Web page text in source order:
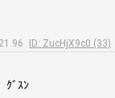
ID: ZucHjX9c0 (33)
ｸﾞｽﾝ